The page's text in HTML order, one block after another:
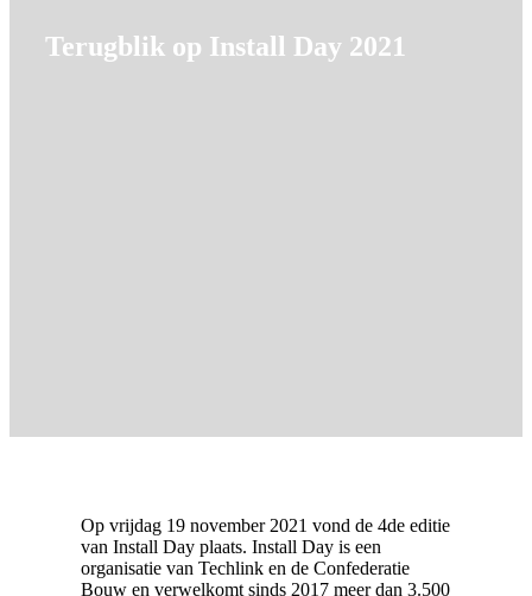
Terugblik op Install Day 2021
Op vrijdag 19 november 2021 vond de 4de editie
van Install Day plaats. Install Day is een
organisatie van Techlink en de Confederatie
Bouw en verwelkomt sinds 2017 meer dan 3.500